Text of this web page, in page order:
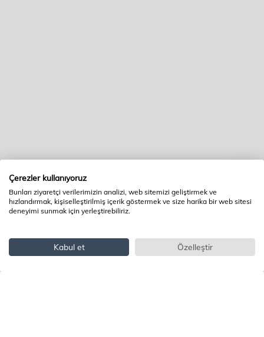
İndirimli
32.070TL Sepete Ekle
Çerezler kullanıyoruz
Bunları ziyaretçi verilerimizin analizi, web sitemizi geliştirmek ve
hızlandırmak, kişiselleştirilmiş içerik göstermek ve size harika bir web sitesi
deneyimi sunmak için yerleştirebiliriz.
Kabul et Özelleştir